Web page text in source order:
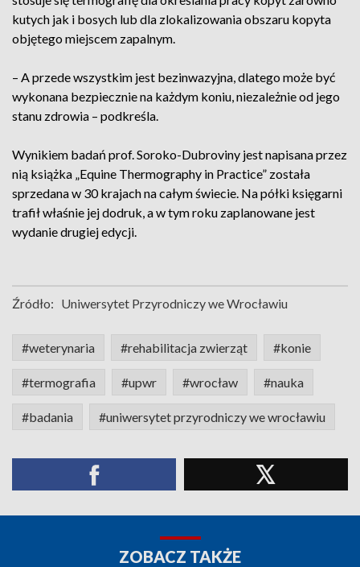
kutych jak i bosych lub dla zlokalizowania obszaru kopyta
objętego miejscem zapalnym.
– A przede wszystkim jest bezinwazyjna, dlatego może być
wykonana bezpiecznie na każdym koniu, niezależnie od jego
stanu zdrowia – podkreśla.
Wynikiem badań prof. Soroko-Dubroviny jest napisana przez
nią książka „Equine Thermography in Practice” została
sprzedana w 30 krajach na całym świecie. Na półki księgarni
trafił właśnie jej dodruk, a w tym roku zaplanowane jest
wydanie drugiej edycji.
Źródło: Uniwersytet Przyrodniczy we Wrocławiu
#weterynaria #rehabilitacja zwierząt #konie
#termografia #upwr #wrocław #nauka
#badania #uniwersytet przyrodniczy we wrocławiu
ZOBACZ TAKŻE